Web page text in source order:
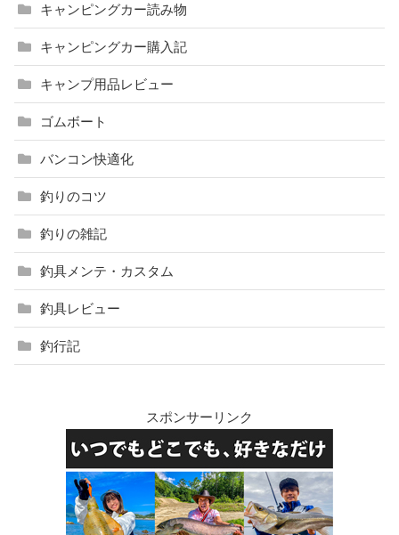
キャンピングカー読み物
キャンピングカー購入記
キャンプ用品レビュー
ゴムボート
バンコン快適化
釣りのコツ
釣りの雑記
釣具メンテ・カスタム
釣具レビュー
釣行記
スポンサーリンク